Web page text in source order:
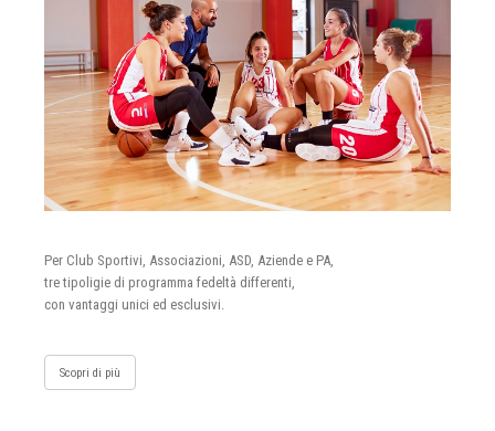
Per Club Sportivi, Associazioni, ASD, Aziende e PA,
tre tipoligie di programma fedeltà differenti,
con vantaggi unici ed esclusivi.
Scopri di più